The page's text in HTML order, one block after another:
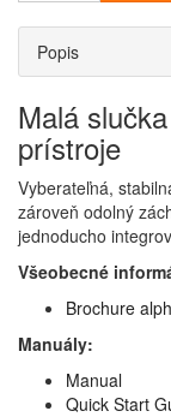
Popis
Malá
prístroje
Vyberateľná,
zároveň odolný
jednoducho
Všeobecné
Brochure
Manuály:
Manual
Quick Start